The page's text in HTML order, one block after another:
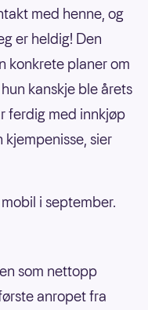
med henne, og
er heldig! Den
konkrete planer om
kanskje ble årets
ferdig med innkjøp
kjempenisse, sier
i september.
som nettopp
anropet fra